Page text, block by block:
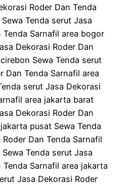
Roder Dan Tenda
Tenda serut Jasa
Tenda Sarnafil area bogor
Dekorasi Roder Dan
Sewa Tenda serut
Dan Tenda Sarnafil area
serut Jasa Dekorasi
area jakarta barat
Dekorasi Roder Dan
pusat Sewa Tenda
Dan Tenda Sarnafil
Tenda serut Jasa
Tenda Sarnafil area jakarta
Jasa Dekorasi Roder